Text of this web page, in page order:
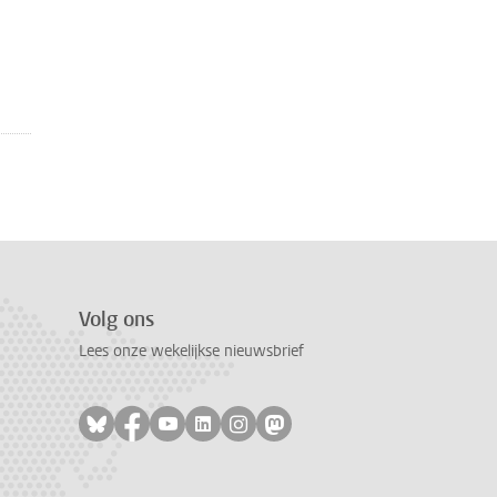
Volg ons
Lees onze wekelijkse nieuwsbrief
Volg ons op bluesky
Volg ons op facebook
Volg ons op youtube
Volg ons op linkedin
Volg ons op instagram
Volg ons op mastodon